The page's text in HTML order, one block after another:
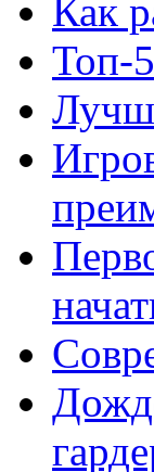
Как
Топ-